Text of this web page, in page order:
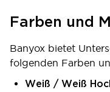
Farben und
Banyox bietet
folgenden Farben
Weiß / Weiß